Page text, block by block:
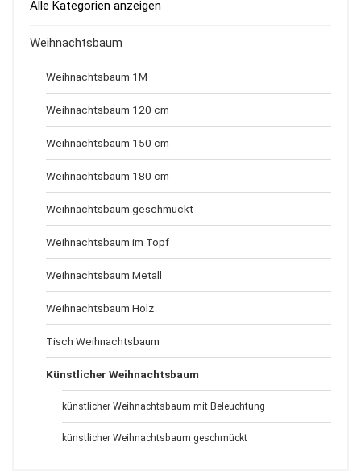
Alle Kategorien anzeigen
Weihnachtsbaum
Weihnachtsbaum 1M
Weihnachtsbaum 120 cm
Weihnachtsbaum 150 cm
Weihnachtsbaum 180 cm
Weihnachtsbaum geschmückt
Weihnachtsbaum im Topf
Weihnachtsbaum Metall
Weihnachtsbaum Holz
Tisch Weihnachtsbaum
Künstlicher Weihnachtsbaum
künstlicher Weihnachtsbaum mit Beleuchtung
künstlicher Weihnachtsbaum geschmückt